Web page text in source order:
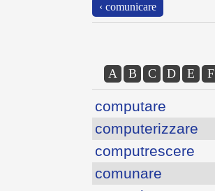
‹ comunicare
A B C D E F
computare
computerizzare
computrescere
comunare